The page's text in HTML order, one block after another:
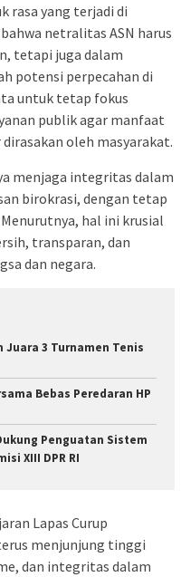
rasa yang terjadi di
netralitas ASN harus
tetapi juga dalam
potensi perpecahan di
untuk tetap fokus
publik agar manfaat
oleh masyarakat.
menjaga integritas dalam
birokrasi, dengan tetap
hal ini krusial
transparan, dan
dan negara.
Juara 3 Turnamen Tenis
Bebas Peredaran HP
Penguatan Sistem
XIII DPR RI
Lapas Curup
menjunjung tinggi
dan integritas dalam